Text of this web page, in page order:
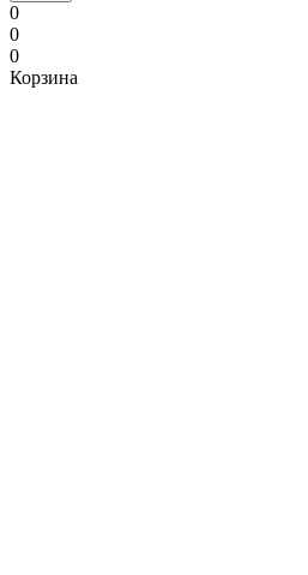
0
0
0
Корзина